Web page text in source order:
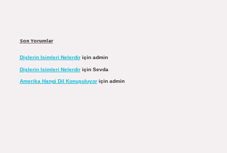
Son Yorumlar
Dişlerin Isimleri Nelerdiriçin admin
Dişlerin Isimleri Nelerdiriçin Sevda
Amerika Hangi Dil Konuşuluyoriçin admin